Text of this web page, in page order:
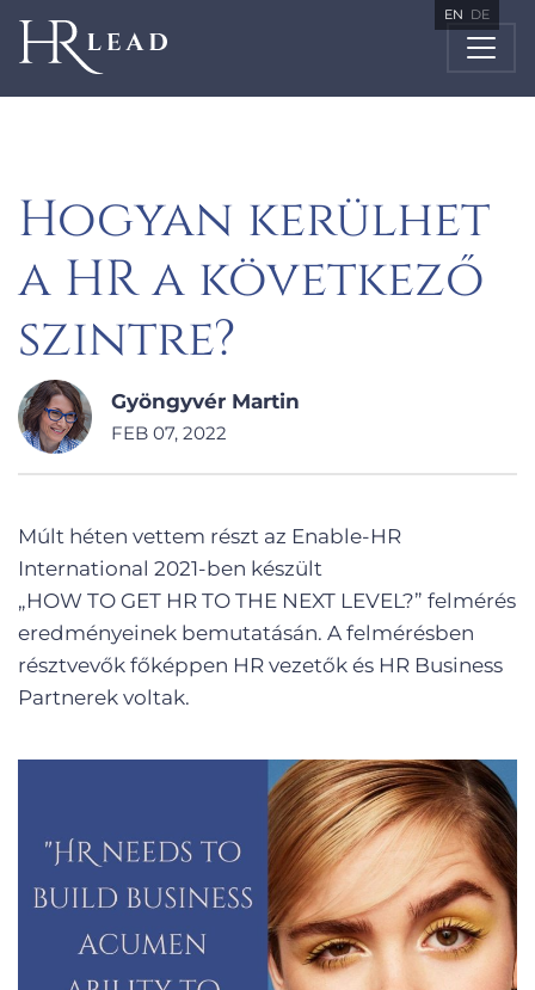
EN DE
Hogyan kerülhet
a HR a következő
szintre?
Gyöngyvér Martin
FEB 07, 2022
Múlt héten vettem részt az Enable-HR
International 2021-ben készült
„HOW TO GET HR TO THE NEXT LEVEL?” felmérés
eredményeinek bemutatásán. A felmérésben
résztvevők főképpen HR vezetők és HR Business
Partnerek voltak.